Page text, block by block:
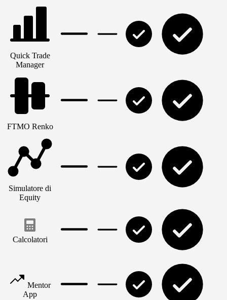
Quick Trade
Manager
FTMO Renko
Simulatore di
Equity
Calcolatori
Mentor
App